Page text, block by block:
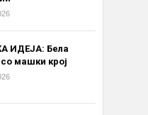
ИДЕЈА: Бела
машки крој